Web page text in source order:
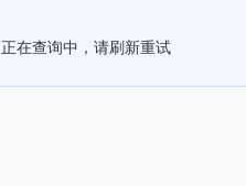
正在查询中，请刷新重试